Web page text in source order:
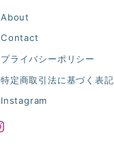
About
Contact
プライバシーポリシー
特定商取引法に基づく表記
Instagram